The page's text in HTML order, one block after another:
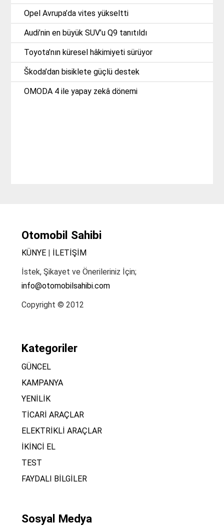
Opel Avrupa’da vites yükseltti
Audi’nin en büyük SUV’u Q9 tanıtıldı
Toyota’nın küresel hâkimiyeti sürüyor
Škoda’dan bisiklete güçlü destek
OMODA 4 ile yapay zekâ dönemi
Otomobil Sahibi
KÜNYE| İLETİŞİM
İstek, Şikayet ve Önerileriniz İçin;
info@otomobilsahibi.com
Copyright © 2012
Kategoriler
GÜNCEL
KAMPANYA
YENİLİK
TİCARİ ARAÇLAR
ELEKTRİKLİ ARAÇLAR
İKİNCİ EL
TEST
FAYDALI BİLGİLER
Sosyal Medya